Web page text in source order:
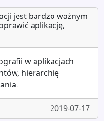
jest bardzo ważnym
aplikację,
w aplikacjach
hierarchię
2019-07-17